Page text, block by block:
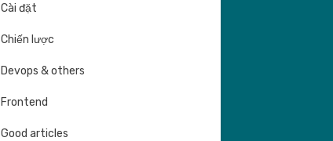
Cài đặt
Chiến lược
Devops & others
Frontend
Good articles